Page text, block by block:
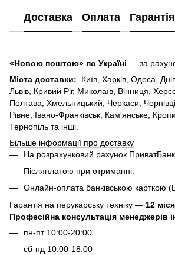
Доставка Оплата Гарантія
«Новою поштою» по Україні — за
Міста доставки: Київ, Харків, Одеса,
Львів, Кривий Ріг, Миколаїв, Вінниця,
Полтава, Хмельницький, Черкаси,
Рівне, Івано-Франківськ, Кам'янське,
Тернопіль та інші.
Більше інформації про доставку
На розрахунковий рахунок
Післяплатою при отриманні.
Онлайн-оплата банківською карткою
Гарантія на перукарську техніку — 12
Професійна консультація менеджерів
пн-пт 10:00-20:00
сб-нд 10:00-18:00